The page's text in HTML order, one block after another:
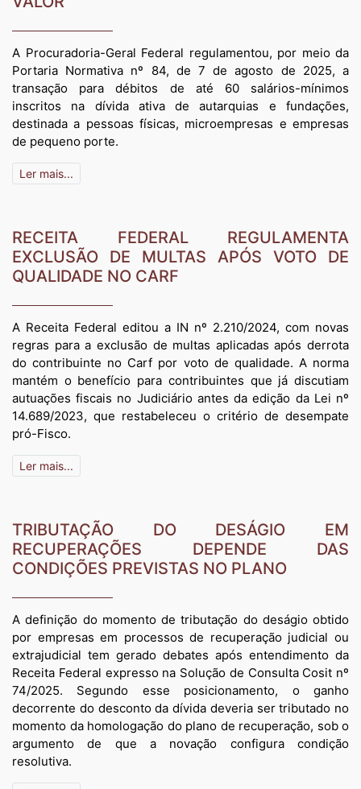
A Procuradoria-Geral Federal regulamentou, por meio da
Portaria Normativa nº 84, de 7 de agosto de 2025, a
transação para débitos de até 60 salários-mínimos
inscritos na dívida ativa de autarquias e fundações,
destinada a pessoas físicas, microempresas e empresas
de pequeno porte.
Ler mais...
RECEITA FEDERAL REGULAMENTA
EXCLUSÃO DE MULTAS APÓS VOTO DE
QUALIDADE NO CARF
A Receita Federal editou a IN nº 2.210/2024, com novas
regras para a exclusão de multas aplicadas após derrota
do contribuinte no Carf por voto de qualidade. A norma
mantém o benefício para contribuintes que já discutiam
autuações fiscais no Judiciário antes da edição da Lei nº
14.689/2023, que restabeleceu o critério de desempate
pró-Fisco.
Ler mais...
TRIBUTAÇÃO DO DESÁGIO EM
RECUPERAÇÕES DEPENDE DAS
CONDIÇÕES PREVISTAS NO PLANO
A definição do momento de tributação do deságio obtido
por empresas em processos de recuperação judicial ou
extrajudicial tem gerado debates após entendimento da
Receita Federal expresso na Solução de Consulta Cosit nº
74/2025. Segundo esse posicionamento, o ganho
decorrente do desconto da dívida deveria ser tributado no
momento da homologação do plano de recuperação, sob o
argumento de que a novação configura condição
resolutiva.